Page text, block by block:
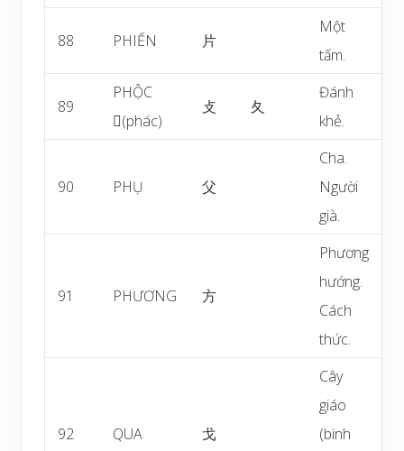
88 PHIẾN 片
Một
tấm.
89
PHỘC
(phác)
攴 夂
Đánh
khẻ.
90 PHỤ 父
Cha.
Người
già.
91 PHƯƠNG 方
Phương
hướng.
Cách
thức.
92 QUA 戈
Cây
giáo
(binh